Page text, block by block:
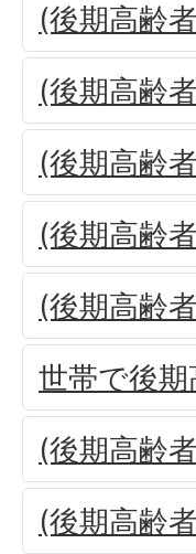
(後期高齢
(後期高齢
(後期高齢
(後期高齢
(後期高齢
世帯で後
(後期高齢
(後期高齢